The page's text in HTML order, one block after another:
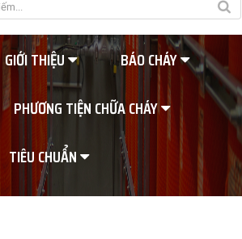
GIỚI THIỆU
BÁO CHÁY
PHƯƠNG TIỆN CHỮA CHÁY
TIÊU CHUẨN